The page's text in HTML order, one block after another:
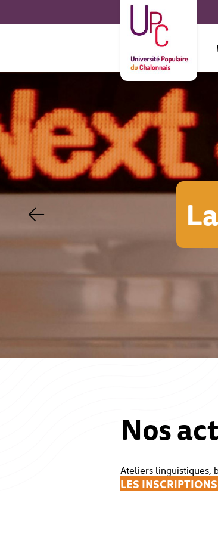
2027 est
Nos
Ateliers linguistiques,
LES